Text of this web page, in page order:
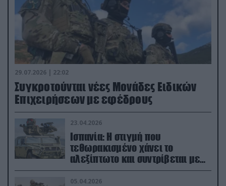
29.07.2026 | 22:02
Συγκροτούνται νέες Μονάδες Ειδικών
Επιχειρήσεων με εφέδρους
23.04.2026
Ισπανία: Η στιγμή που
τεθωρακισμένο χάνει το
αλεξίπτωτο και συντρίβεται με
ορμή στο έδαφος (βίντεο)
05.04.2026